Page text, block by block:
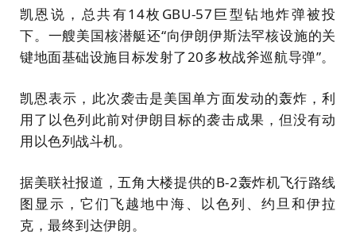
凯恩说，总共有14枚GBU-57巨型钻地炸弹被投
下。一艘美国核潜艇还“向伊朗伊斯法罕核设施的关
键地面基础设施目标发射了20多枚战斧巡航导弹”。
凯恩表示，此次袭击是美国单方面发动的轰炸，利
用了以色列此前对伊朗目标的袭击成果，但没有动
用以色列战斗机。
据美联社报道，五角大楼提供的B-2轰炸机飞行路线
图显示，它们飞越地中海、以色列、约旦和伊拉
克，最终到达伊朗。